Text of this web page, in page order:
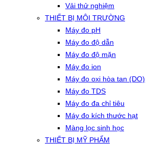
Vải thử nghiệm
THIẾT BỊ MÔI TRƯỜNG
Máy đo pH
Máy đo độ dẫn
Máy đo độ mặn
Máy đo ion
Máy đo oxi hòa tan (DO)
Máy đo TDS
Máy đo đa chỉ tiêu
Máy đo kích thước hạt
Màng lọc sinh học
THIẾT BỊ MỸ PHẨM